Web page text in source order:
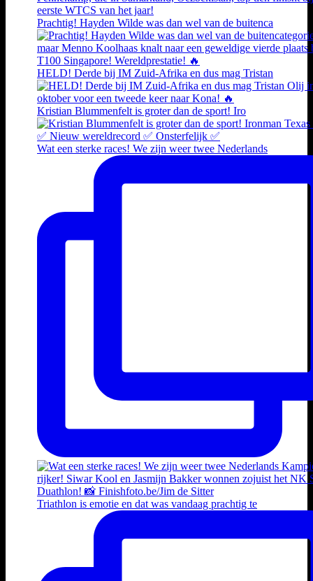
Prachtig! Hayden Wilde was dan wel van de buitenca
HELD! Derde bij IM Zuid-Afrika en dus mag Tristan
Kristian Blummenfelt is groter dan de sport! Iro
Wat een sterke races! We zijn weer twee Nederlands
Triathlon is emotie en dat was vandaag prachtig te